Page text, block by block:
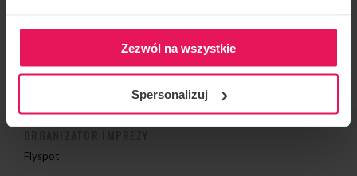
Zezwól na wszystkie
Spersonalizuj
Flyspot